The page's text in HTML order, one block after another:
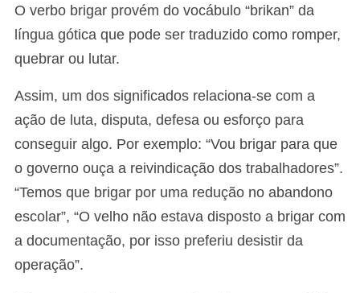
O verbo brigar provém do vocábulo “brikan” da
língua gótica que pode ser traduzido como romper,
quebrar ou lutar.
Assim, um dos significados relaciona-se com a
ação de luta, disputa, defesa ou esforço para
conseguir algo. Por exemplo: “Vou brigar para que
o governo ouça a reivindicação dos trabalhadores”.
“Temos que brigar por uma redução no abandono
escolar”, “O velho não estava disposto a brigar com
a documentação, por isso preferiu desistir da
operação”.